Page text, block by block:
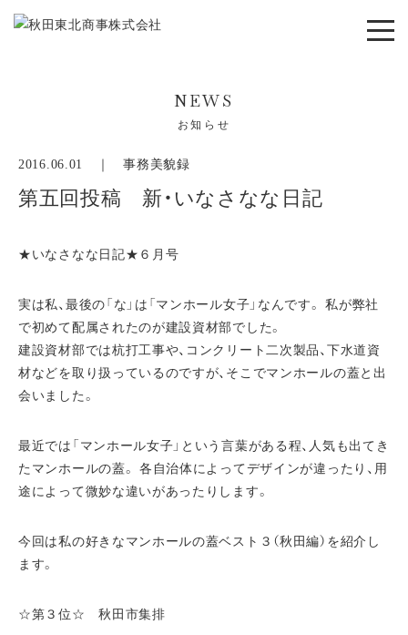
NEWS
お知らせ
2016.06.01 ｜事務美貌録
第五回投稿 新・いなさなな日記
★いなさなな日記★６月号
実は私、最後の「な」は「マンホール女子」なんです。 私が弊社
で初めて配属されたのが建設資材部でした。
建設資材部では杭打工事や、コンクリート二次製品、下水道資
材などを取り扱っているのですが、そこでマンホールの蓋と出
会いました。
最近では「マンホール女子」という言葉がある程、人気も出てき
たマンホールの蓋。 各自治体によってデザインが違ったり、用
途によって微妙な違いがあったりします。
今回は私の好きなマンホールの蓋ベスト３（秋田編）を紹介し
ます。
☆第３位☆ 秋田市集排